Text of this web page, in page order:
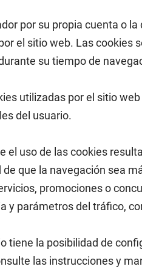
por su propia cuenta o
el sitio web. Las cookies
su tiempo de
utilizadas por el sitio
del usuario.
el uso de las cookies
de que la navegación sea
promociones o
y parámetros del tráfico,
tiene la posibilidad de
las instrucciones y